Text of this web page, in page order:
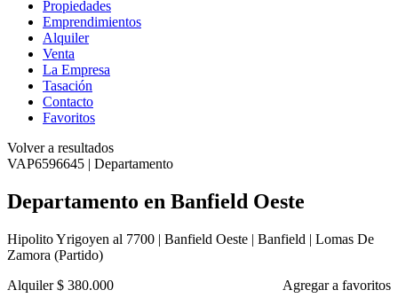
Propiedades
Emprendimientos
Alquiler
Venta
La Empresa
Tasación
Contacto
Favoritos
Volver a resultados
VAP6596645 | Departamento
Departamento en Banfield Oeste
Hipolito Yrigoyen al 7700 | Banfield Oeste | Banfield | Lomas De
Zamora (Partido)
Agregar a favoritos
Alquiler $ 380.000